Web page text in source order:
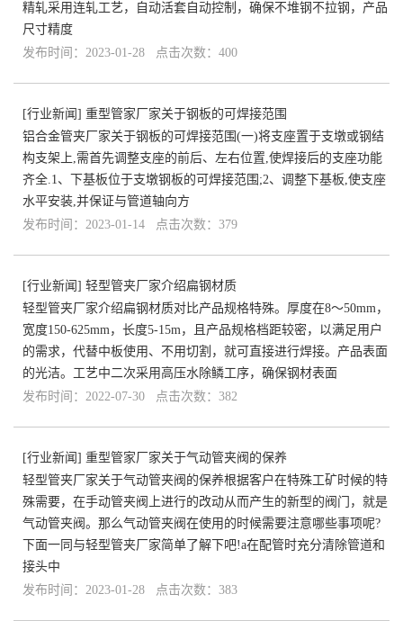
精轧采用连轧工艺，自动活套自动控制，确保不堆钢不拉钢，产品
尺寸精度
发布时间：2023-01-28 点击次数：400
[行业新闻 ] 重型管家厂家关于钢板的可焊接范围
铝合金管夹厂家关于钢板的可焊接范围(一)将支座置于支墩或钢结
构支架上,需首先调整支座的前后、左右位置,使焊接后的支座功能
齐全.1、下基板位于支墩钢板的可焊接范围;2、调整下基板,使支座
水平安装,并保证与管道轴向方
发布时间：2023-01-14 点击次数：379
[行业新闻 ] 轻型管夹厂家介绍扁钢材质
轻型管夹厂家介绍扁钢材质对比产品规格特殊。厚度在8～50mm，
宽度150-625mm，长度5-15m，且产品规格档距较密，以满足用户
的需求，代替中板使用、不用切割，就可直接进行焊接。产品表面
的光洁。工艺中二次采用高压水除鳞工序，确保钢材表面
发布时间：2022-07-30 点击次数：382
[行业新闻 ] 重型管家厂家关于气动管夹阀的保养
轻型管夹厂家关于气动管夹阀的保养根据客户在特殊工矿时候的特
殊需要，在手动管夹阀上进行的改动从而产生的新型的阀门，就是
气动管夹阀。那么气动管夹阀在使用的时候需要注意哪些事项呢?
下面一同与轻型管夹厂家简单了解下吧!a在配管时充分清除管道和
接头中
发布时间：2023-01-28 点击次数：383